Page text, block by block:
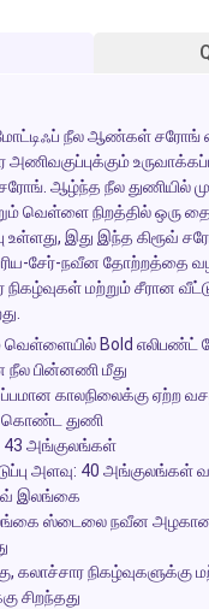
நீல ஆண்கள் சரோங்
அணிவகுப்புக்கும்
ஆழ்ந்த நீல துணியில்
வெள்ளை நிறத்தில் ஒரு
உள்ளது, இது இந்த கிரூவ்
சேர்-நவீன தோற்றத்தை
மற்றும் சீரான
வெள்ளையில் Bold எலிபண்ட்
பின்னணி மீது
காலநிலைக்கு ஏற்ற
கொண்ட துணி
43 அங்குலங்கள்
அளவு: 40 அங்குலங்கள்
இலங்கை
ஸ்டைலை நவீன அழகான
கலாச்சார நிகழ்வுகளுக்கு
சிறந்தது